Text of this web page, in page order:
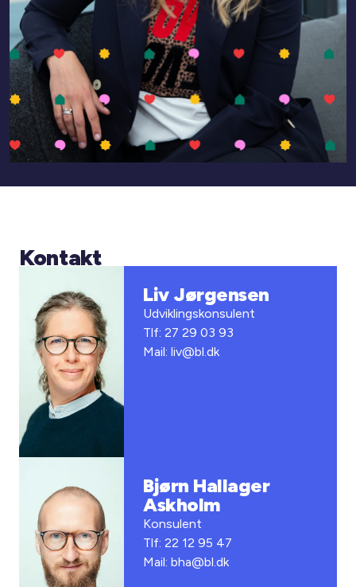
Kontakt
Liv Jørgensen
Udviklingskonsulent
Tlf: 27 29 03 93
Mail: liv@bl.dk
Bjørn Hallager
Askholm
Konsulent
Tlf: 22 12 95 47
Mail: bha@bl.dk